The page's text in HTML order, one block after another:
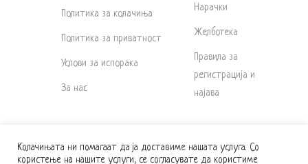
Политика за колачиња
Политика за приватност
Услови за испорака
За нас
Нарачки
Желботека
Правила за
регистрација и
најава
Колачињата ни помагаат да ја доставиме нашата услуга. Со
користење на нашите услуги, се согласувате да користиме